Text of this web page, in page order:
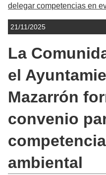
delegar competencias en
21/11/2025
La
el
Mazarrón
convenio
ambiental